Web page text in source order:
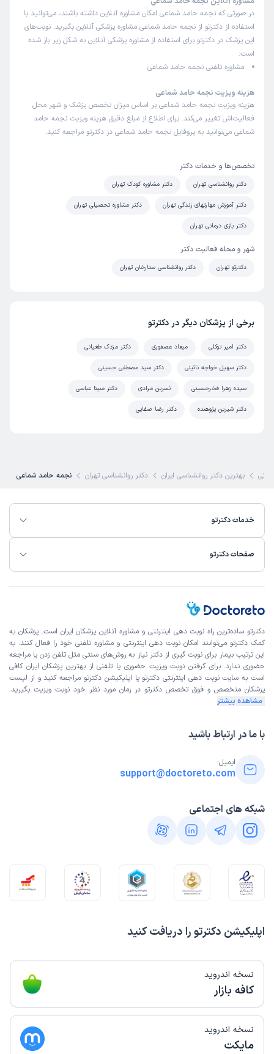
در صورتی که نجمه حامد شماعی امکان مشاوره آنلاین داشته باشند، می‌توانید با
استفاده از دکترتو از نجمه حامد شماعی مشاوره پزشکی آنلاین بگیرید. نوبت‌های
این پزشک در دکترتو برای استفاده از مشاوره پزشکی آنلاین به شکل زیر باز شده
است:
مشاوره تلفنی نجمه حامد شماعی
هزینه ویزیت نجمه حامد شماعی
هزینه ویزیت نجمه حامد شماعی بر اساس میزان تخصص پزشک و شهر محل
فعالیت‌اش تغییر می‌کند. برای اطلاع از مبلغ دقیق هزینه ویزیت نجمه حامد
شماعی می‌توانید به پروفایل نجمه حامد شماعی در دکترتو مراجعه کنید.
تخصص‌ها و خدمات دکتر
دکتر روانشناسی تهران دکتر مشاوره کودک تهران
دکتر آموزش مهارتهای زندگی تهران دکتر مشاوره تحصیلی تهران
دکتر بازی درمانی تهران
شهر و محله فعالیت دکتر
دکترتو تهران دکتر روانشناسی ستارخان تهران
برخی از پزشکان دیگر در دکترتو
دکتر امیر توکلی میعاد عصفوری دکتر مزدک طغیانی
دکتر سهیل خواجه نائینی دکتر سید مصطفی حسینی
سیده زهرا فخرحسینی نسرین مرادی دکتر مبینا عباسی
دکتر شیرین پژوهنده دکتر رضا صفایی
بهترین دکتر روانشناسی ایران دکتر روانشناسی تهران نجمه حامد شماعی
خدمات دکترتو
صفحات دکترتو
اپلیکیشن دکترتو را دریافت کنید
نسخه اندروید
کافه بازار
نسخه اندروید
مایکت
دکترتو ساده‌ترین راه نوبت‌ دهی اینترنتی و مشاوره آنلاین پزشکان ایران است. پزشکان به
کمک دکترتو می‌توانند امکان نوبت دهی اینترنتی و مشاوره تلفنی خود را فعال کنند. به
این ترتیب بیمار برای نوبت گیری از دکتر نیاز به روش‌های سنتی مثل تلفن زدن یا مراجعه
حضوری ندارد. برای گرفتن نوبت ویزیت حضوری یا تلفنی از بهترین پزشکان ایران کافی
است به سایت نوبت دهی اینترنتی دکترتو یا اپلیکیشن دکترتو مراجعه کنید و از لیست
پزشکان متخصص و فوق تخصص دکترتو در زمان مورد نظر خود نوبت ویزیت بگیرید.
مشاهده بیشتر
با ما در ارتباط باشید
ایمیل:
support@doctoreto.com
شبکه های اجتماعی